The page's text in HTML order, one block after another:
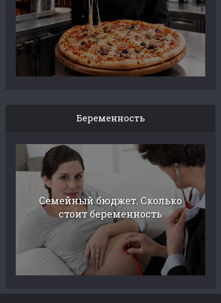
Беременность
Семейный бюджет. Сколько
стоит беременность